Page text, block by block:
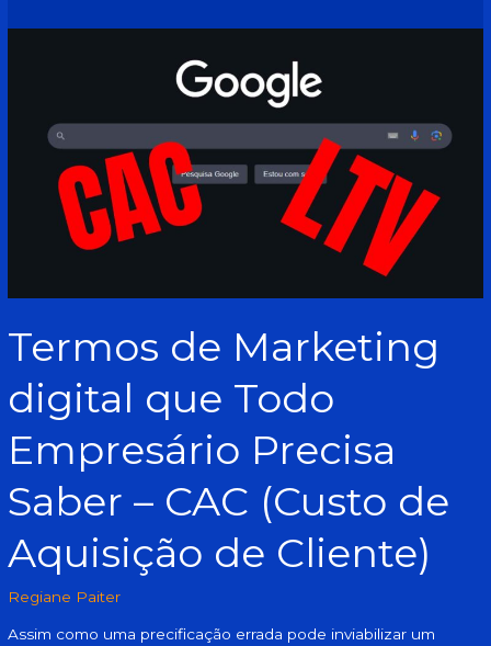
Termos de Marketing
digital que Todo
Empresário Precisa
Saber – CAC (Custo de
Aquisição de Cliente)
Regiane Paiter
Assim como uma precificação errada pode inviabilizar um
Empresário
Precisa
Aquisição
de
Cliente)